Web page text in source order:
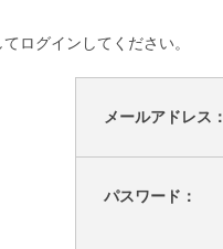
ログインしてください。
メールアドレス：
パスワード：